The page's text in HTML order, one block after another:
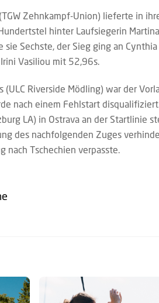
Zehnkampf-Union) lieferte in
hinter Laufsiegerin
sie Sechste, der Sieg ging an
Vasiliou mit 52,96s.
(ULC Riverside Mödling) war der
nach einem Fehlstart
LA) in Ostrava an der Startlinie
des nachfolgenden Zuges
nach Tschechien verpasste.